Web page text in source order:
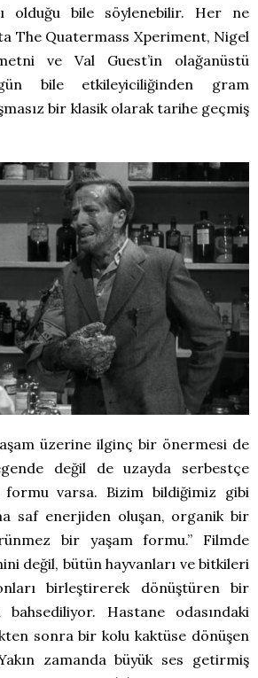
olduğu bile söylenebilir. Her ne
The Quatermass Xperiment, Nigel
ve Val Guest’in olağanüstü
bile etkileyiciliğinden gram
bir klasik olarak tarihe geçmiş
üzerine ilginç bir önermesi de
değil de uzayda serbestçe
formu varsa. Bizim bildiğimiz gibi
saf enerjiden oluşan, organik bir
bir yaşam formu.” Filmde
değil, bütün hayvanları ve bitkileri
birleştirerek dönüştüren bir
Hastane odasındaki
sonra bir kolu kaktüse dönüşen
zamanda büyük ses getirmiş